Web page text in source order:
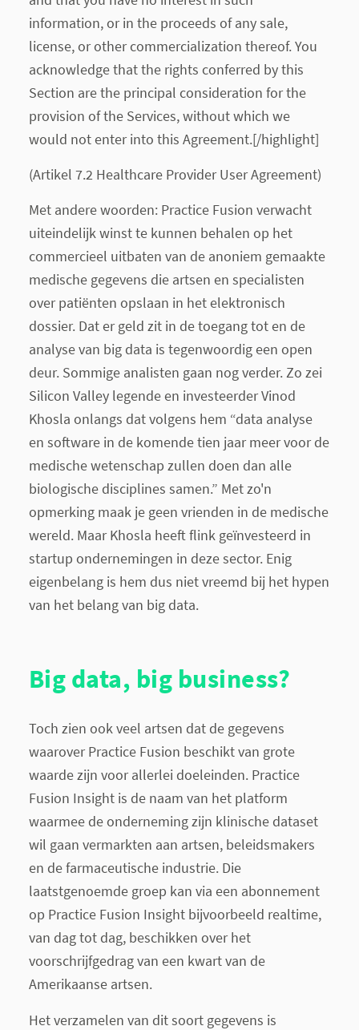
information, or in the proceeds of any sale,
license, or other commercialization thereof. You
acknowledge that the rights conferred by this
Section are the principal consideration for the
provision of the Services, without which we
would not enter into this Agreement.[/highlight]
(Artikel 7.2 Healthcare Provider User Agreement)
Met andere woorden: Practice Fusion verwacht
uiteindelijk winst te kunnen behalen op het
commercieel uitbaten van de anoniem gemaakte
medische gegevens die artsen en specialisten
over patiënten opslaan in het elektronisch
dossier. Dat er geld zit in de toegang tot en de
analyse van big data is tegenwoordig een open
deur. Sommige analisten gaan nog verder. Zo zei
Silicon Valley legende en investeerder Vinod
Khosla onlangs dat volgens hem “data analyse
en software in de komende tien jaar meer voor de
medische wetenschap zullen doen dan alle
biologische disciplines samen.” Met zo'n
opmerking maak je geen vrienden in de medische
wereld. Maar Khosla heeft flink geïnvesteerd in
startup ondernemingen in deze sector. Enig
eigenbelang is hem dus niet vreemd bij het hypen
van het belangvan big data.
Big data, big business?
Toch zien ook veel artsen dat de gegevens
waarover Practice Fusion beschikt van grote
waarde zijn voor allerlei doeleinden. Practice
Fusion Insight is de naam van het platform
waarmee de onderneming zijn klinische dataset
wil gaan vermarkten aan artsen, beleidsmakers
en de farmaceutische industrie. Die
laatstgenoemde groep kan via een abonnement
op Practice Fusion Insight bijvoorbeeld realtime,
van dag tot dag, beschikken over het
voorschrijfgedrag van een kwart van de
Amerikaanse artsen.
Het verzamelen van dit soort gegevens is